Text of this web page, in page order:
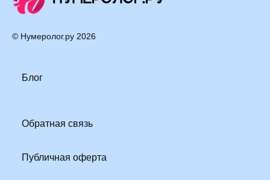
© Нумеролог.ру 2026
Блог
Обратная связь
Публичная оферта